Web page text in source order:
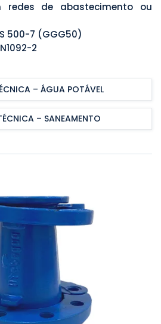
redes de abastecimento ou
500-7 (GGG50)
2
– ÁGUA POTÁVEL
– SANEAMENTO